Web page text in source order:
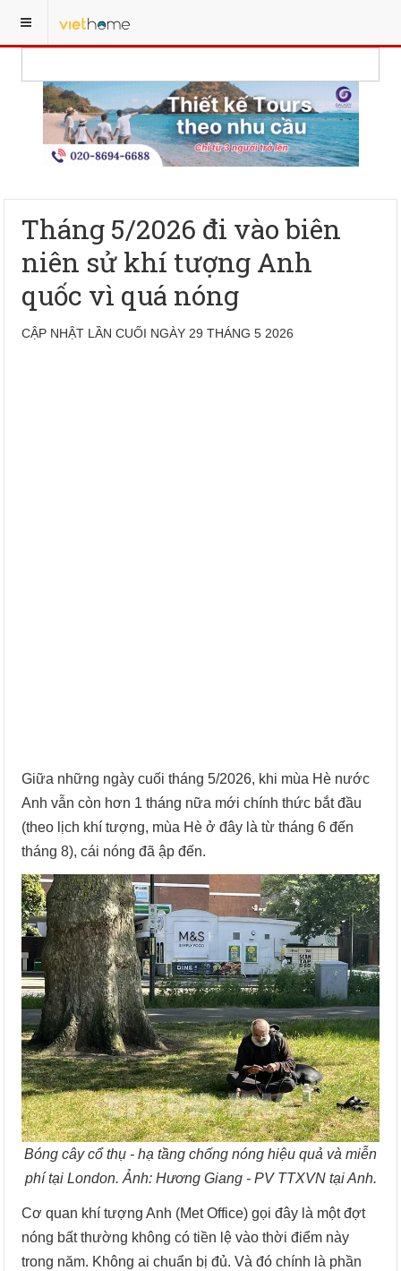
Tháng 5/2026 đi vào biên
niên sử khí tượng Anh
quốc vì quá nóng
CẬP NHẬT LẦN CUỐI NGÀY 29 THÁNG 5 2026
Giữa những ngày cuối tháng 5/2026, khi mùa Hè nước
Anh vẫn còn hơn 1 tháng nữa mới chính thức bắt đầu
(theo lịch khí tượng, mùa Hè ở đây là từ tháng 6 đến
tháng 8), cái nóng đã ập đến.
Bóng cây cổ thụ - hạ tầng chống nóng hiệu quả và miễn
phí tại London. Ảnh: Hương Giang - PV TTXVN tại Anh.
Cơ quan khí tượng Anh (Met Office) gọi đây là một đợt
nóng bất thường không có tiền lệ vào thời điểm này
trong năm. Không ai chuẩn bị đủ. Và đó chính là phần